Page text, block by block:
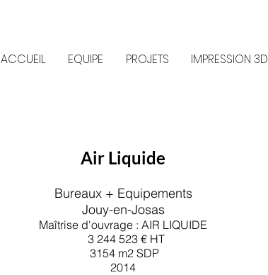
ACCUEIL EQUIPE PROJETS IMPRESSION 3D
Air Liquide
Bureaux + Equipements
Jouy-en-Josas
Maîtrise d'ouvrage : AIR LIQUIDE
3 244 523 € HT
3154 m2 SDP
2014